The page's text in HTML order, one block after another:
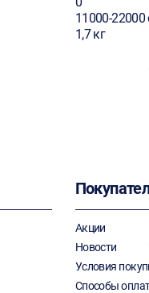
11000-
1,7 кг
Акции
Новости
Условия
Способы